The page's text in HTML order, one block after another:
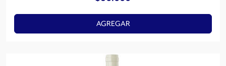
AGREGAR